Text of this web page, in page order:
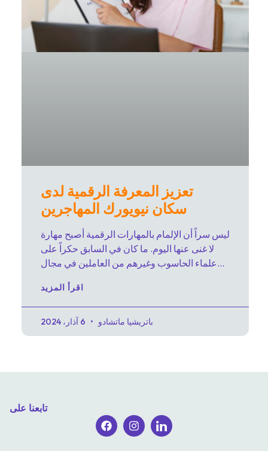
تعزيز المعرفة الرقمية لدى
سكان نيويورك المهاجرين
ليس سراً أن الإلمام بالمهارات الرقمية أصبح مهارة
لا غنى عنها اليوم. ما كان في السابق حكراً على
علماء الحاسوب وغيرهم من العاملين في مجال
اقرأ المزيد
باتريشيا ماتشادو
تابعنا على